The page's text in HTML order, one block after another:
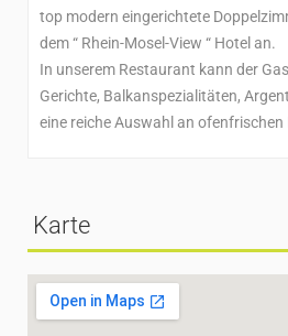
top modern eingerichtete
dem “ Rhein-Mosel-View “ Hotel an.
In unserem Restaurant kann der
Gerichte, Balkanspezialitäten,
eine reiche Auswahl an ofenfrischen
Karte